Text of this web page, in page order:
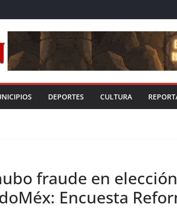
DEPORTES CULTURA
fraude en
Encuesta